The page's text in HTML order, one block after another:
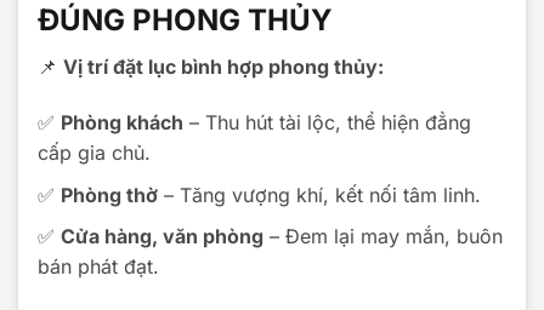
ĐÚNG PHONG THỦY
📌 Vị trí đặt lục bình hợp phong thủy:
✅ Phòng khách – Thu hút tài lộc, thể hiện đẳng
cấp gia chủ.
✅ Phòng thờ – Tăng vượng khí, kết nối tâm linh.
✅ Cửa hàng, văn phòng – Đem lại may mắn, buôn
bán phát đạt.